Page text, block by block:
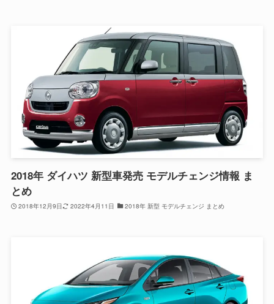
2018年 ダイハツ 新型車発売 モデルチェンジ情報 ま
とめ
2018年12月9日 2022年4月11日 2018年 新型 モデルチェンジ まとめ